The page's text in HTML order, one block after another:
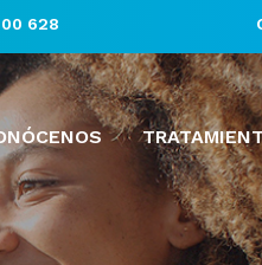
628